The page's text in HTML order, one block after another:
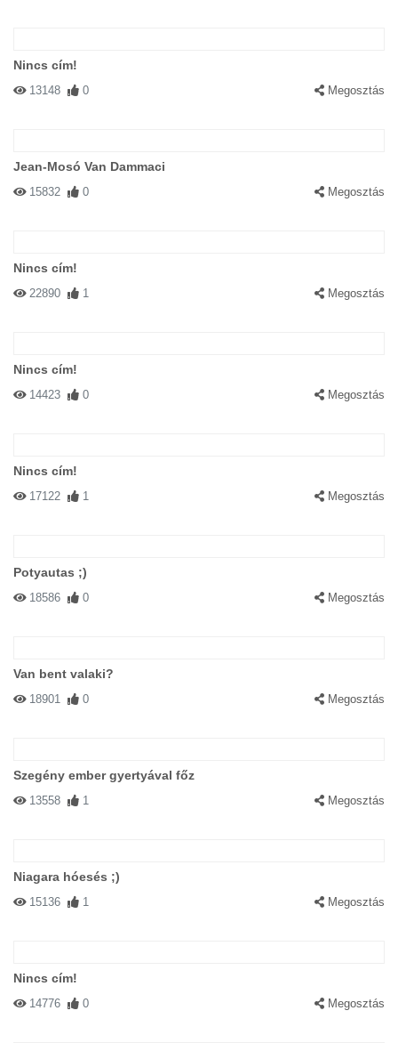
Nincs cím!
13148 0 Megosztás
Jean-Mosó Van Dammaci
15832 0 Megosztás
Nincs cím!
22890 1 Megosztás
Nincs cím!
14423 0 Megosztás
Nincs cím!
17122 1 Megosztás
Potyautas ;)
18586 0 Megosztás
Van bent valaki?
18901 0 Megosztás
Szegény ember gyertyával főz
13558 1 Megosztás
Niagara hóesés ;)
15136 1 Megosztás
Nincs cím!
14776 0 Megosztás